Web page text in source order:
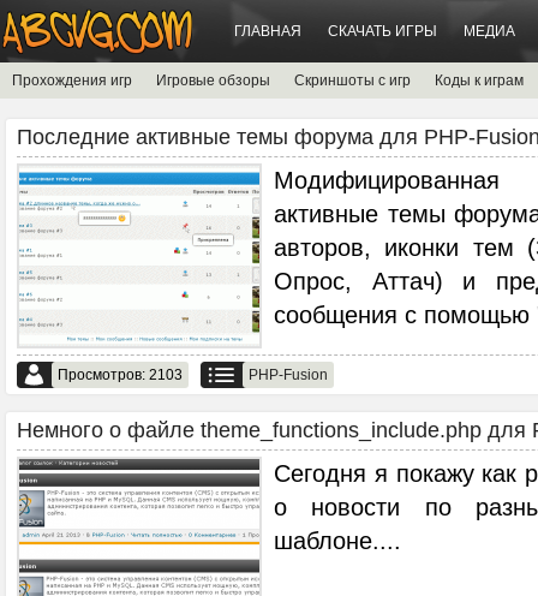
ГЛАВНАЯ СКАЧАТЬ ИГРЫ МЕДИА
Прохождения игр Игровые обзоры Скриншоты с игр Коды к играм
Последние активные темы форума для PHP-
активные темы
авторов, иконки тем
Опрос, Аттач) и
сообщения с помощью
Просмотров: 2103 PHP-Fusion
Немного о файле theme_functions_include.php для
Сегодня я покажу как
о новости по
шаблоне....